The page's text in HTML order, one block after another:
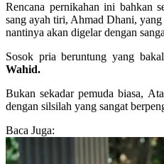
Rencana pernikahan ini bahkan
sang ayah tiri, Ahmad Dhani,
nantinya akan digelar dengan
Sosok pria beruntung yang
Wahid.
Bukan sekadar pemuda biasa,
dengan silsilah yang sangat
Baca Juga: